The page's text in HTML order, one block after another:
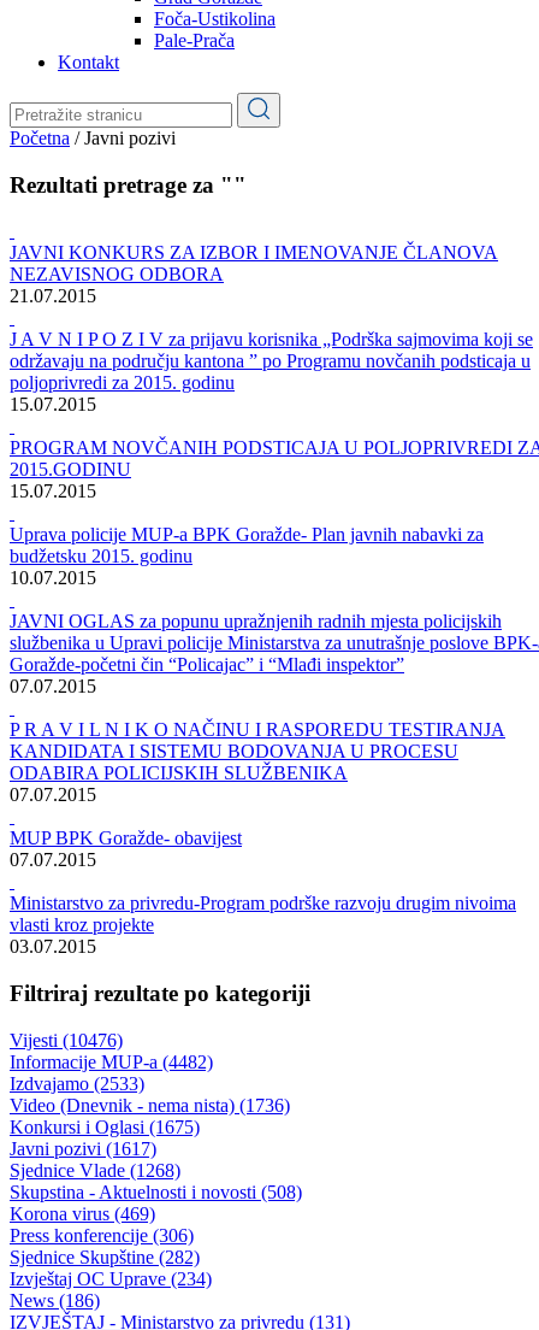
Općine
Pale-Prača
Kontakt
Javni pozivi
Rezultati pretrage za ""